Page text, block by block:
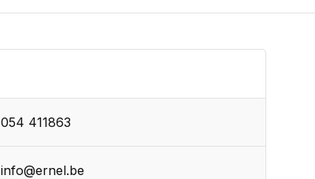
054 411863
info@ernel.be